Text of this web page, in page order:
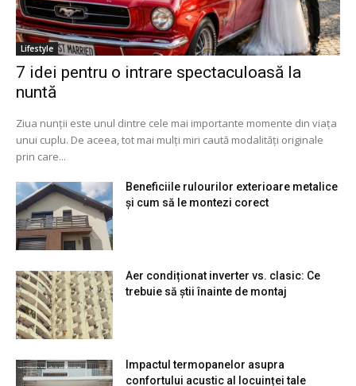
Lifestyle
7 idei pentru o intrare spectaculoasă la
nuntă
Ziua nunții este unul dintre cele mai importante momente din viața
unui cuplu. De aceea, tot mai mulți miri caută modalități originale
prin care...
Beneficiile rulourilor exterioare metalice
și cum să le montezi corect
Aer condiționat inverter vs. clasic: Ce
trebuie să știi înainte de montaj
Impactul termopanelor asupra
confortului acustic al locuinței tale